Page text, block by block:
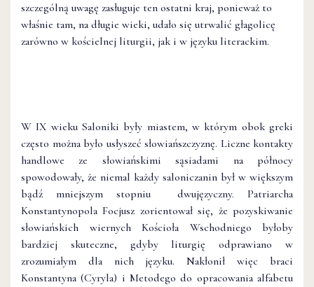
szczególną uwagę zasługuje ten ostatni kraj, ponieważ to
właśnie tam, na długie wieki, udało się utrwalić głagolicę
zarówno w kościelnej liturgii, jak i w języku literackim.
W IX wieku Saloniki były miastem, w którym obok greki
często można było usłyszeć słowiańszczyznę. Liczne kontakty
handlowe ze słowiańskimi sąsiadami na północy
spowodowały, że niemal każdy saloniczanin był w większym
bądź mniejszym stopniu dwujęzyczny. Patriarcha
Konstantynopola Focjusz zorientował się, że pozyskiwanie
słowiańskich wiernych Kościoła Wschodniego byłoby
bardziej skuteczne, gdyby liturgię odprawiano w
zrozumiałym dla nich języku. Nakłonił więc braci
Konstantyna (Cyryla) i Metodego do opracowania alfabetu